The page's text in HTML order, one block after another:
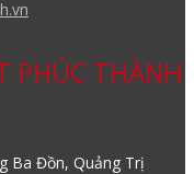
PHÚC THÀNH
Ba Đồn, Quảng Trị